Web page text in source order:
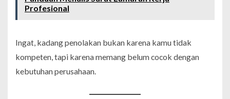
Profesional
Ingat, kadang penolakan bukan karena kamu tidak
kompeten, tapi karena memang belum cocok dengan
kebutuhan perusahaan.